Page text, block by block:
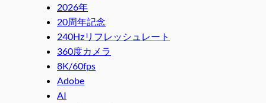
2026年
20周年記念
240Hzリフレッシュレート
360度カメラ
8K/60fps
Adobe
AI